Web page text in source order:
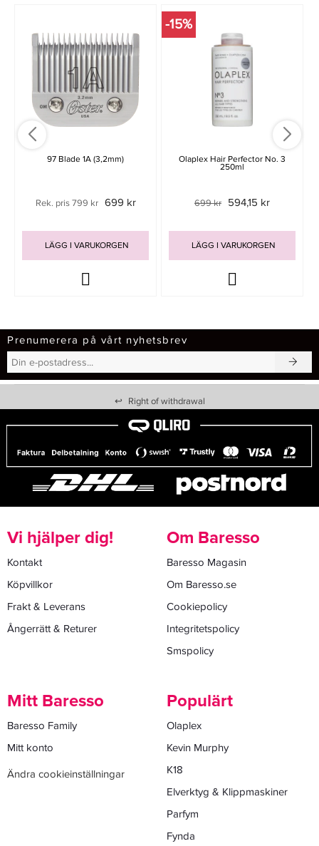
97 Blade 1A (3,2mm)
Rek. pris 799 kr 699 kr
LÄGG I VARUKORGEN
-15%
Olaplex Hair Perfector No. 3
250ml
699 kr 594,15 kr
LÄGG I VARUKORGEN
Prenumerera på vårt nyhetsbrev
↩ Right of withdrawal
Vi hjälper dig!
Kontakt
Köpvillkor
Frakt & Leverans
Ångerrätt & Returer
Om Baresso
Baresso Magasin
Om Baresso.se
Cookiepolicy
Integritetspolicy
Smspolicy
Mitt Baresso
Baresso Family
Mitt konto
Ändra cookieinställningar
Populärt
Olaplex
Kevin Murphy
K18
Elverktyg & Klippmaskiner
Parfym
Fynda